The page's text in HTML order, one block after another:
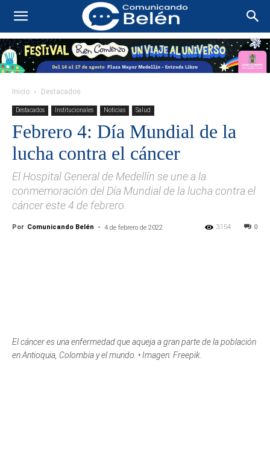
Inicio Destacados
Destacados Institucionales Noticias Salud
Febrero 4: Día Mundial de la
lucha contra el cáncer
El Hospital General de Medellín se une a la
conmemoración del Día Mundial de la lucha contra el
cáncer este 4 de febrero.
Por Comunicando Belén - 4 de febrero de 2022 0
3154
El cáncer es una enfermedad que aqueja a gran parte de la población
en Antioquia, Colombia y el mundo. • Imagen: Freepik.